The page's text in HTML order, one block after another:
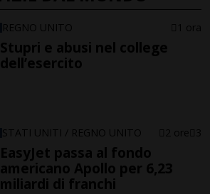
REGNO UNITO 1 ora
Stupri e abusi nel college
dell’esercito
STATI UNITI / REGNO UNITO 2 ore 3
EasyJet passa al fondo
americano Apollo per 6,23
miliardi di franchi